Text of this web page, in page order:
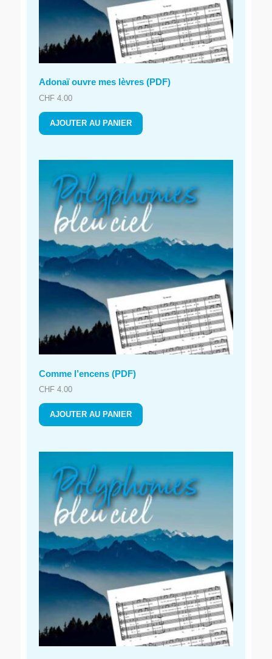
Adonaï ouvre mes lèvres (PDF)
CHF 4.00
AJOUTER AU PANIER
Comme l’encens (PDF)
CHF 4.00
AJOUTER AU PANIER